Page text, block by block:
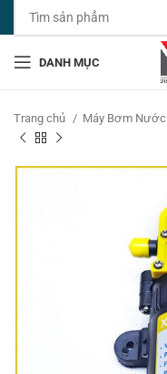
DANH MỤC
Trang chủ Máy Bơm Nước